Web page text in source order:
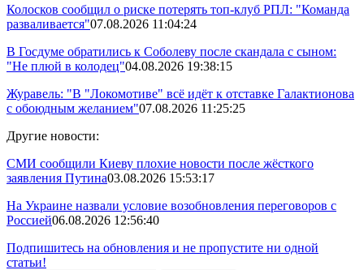
Колосков сообщил о риске потерять топ-клуб РПЛ: "Команда
разваливается"07.08.2026 11:04:24
В Госдуме обратились к Соболеву после скандала с сыном:
"Не плюй в колодец"04.08.2026 19:38:15
Журавель: "В "Локомотиве" всё идёт к отставке Галактионова
с обоюдным желанием"07.08.2026 11:25:25
Другие новости:
СМИ сообщили Киеву плохие новости после жёсткого
заявления Путина03.08.2026 15:53:17
На Украине назвали условие возобновления переговоров с
Россией06.08.2026 12:56:40
Подпишитесь на обновления и не пропустите ни одной
статьи!